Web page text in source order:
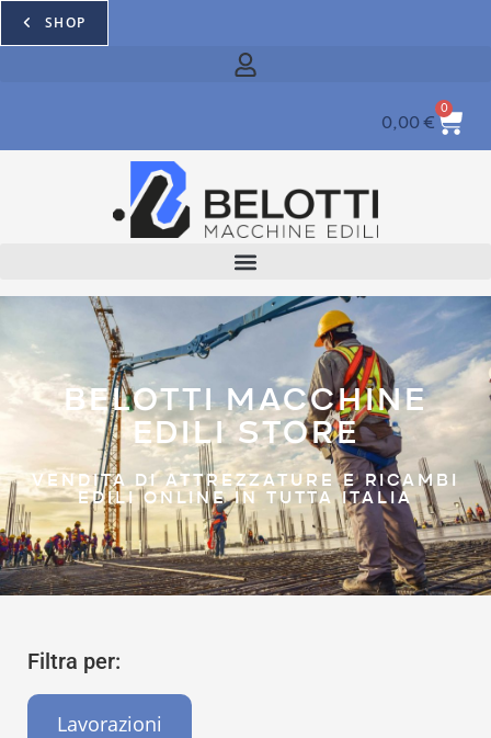
SHOP
0,00€
0
BELOTTI MACCHINE
EDILI STORE
VENDITA DI ATTREZZATURE E RICAMBI
EDILI ONLINE IN TUTTA ITALIA
Filtra per:
Lavorazioni